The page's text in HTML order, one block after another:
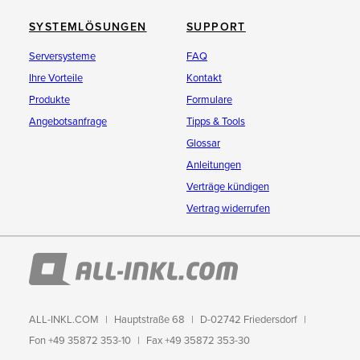
SYSTEMLÖSUNGEN
Serversysteme
Ihre Vorteile
Produkte
Angebotsanfrage
SUPPORT
FAQ
Kontakt
Formulare
Tipps & Tools
Glossar
Anleitungen
Verträge kündigen
Vertrag widerrufen
ALL-INKL.COM Hauptstraße 68
D-02742 Friedersdorf
Fon +49 35872 353-10
Fax +49 35872 353-30